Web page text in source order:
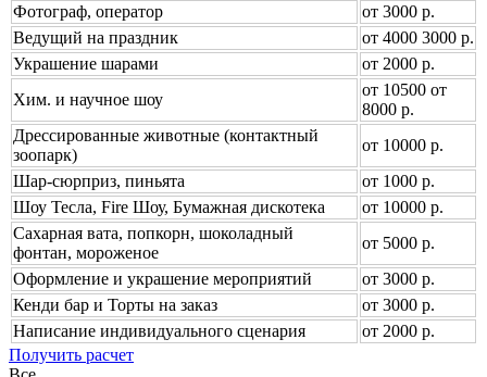
Фотограф, оператор
от 3000 р.
Ведущий на праздник
от 4000 3000 р.
Украшение шарами
от 2000 р.
Хим. и научное шоу
от 10500 от
8000 р.
Дрессированные животные (контактный
зоопарк)
от 10000 р.
Шар-сюрприз, пиньята
от 1000 р.
Шоу Тесла, Fire Шоу, Бумажная дискотека
от 10000 р.
Сахарная вата, попкорн, шоколадный
фонтан, мороженое
от 5000 р.
Оформление и украшение мероприятий
от 3000 р.
Кенди бар и Торты на заказ
от 3000 р.
Написание индивидуального сценария
от 2000 р.
Получить расчет